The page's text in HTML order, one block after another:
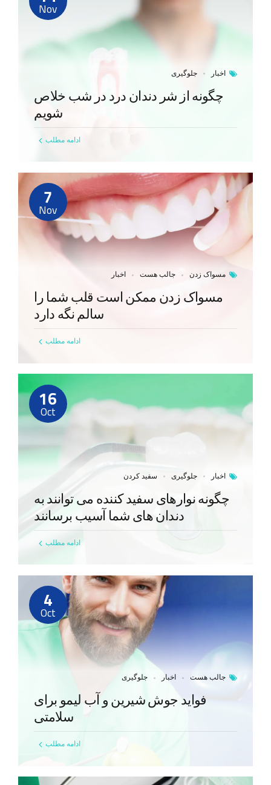
اخبار جلوگیری
Nov
چگونه از شر دندان درد در شب خلاص
شویم
ادامه مطلب
مسواک زدن جالب هست اخبار
7
Nov
مسواک زدن ممکن است قلب شما را
سالم نگه دارد
ادامه مطلب
اخبار جلوگیری سفید کردن
16
Oct
چگونه نوارهای سفید کننده می توانند به
دندان های شما آسیب برسانند
ادامه مطلب
جالب هست اخبار جلوگیری
4
Oct
فواید جوش شیرین و آب لیمو برای
سلامتی
ادامه مطلب